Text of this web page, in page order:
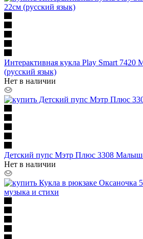
Интерактивная кукла Play Smart 7420
(русский язык)
Нет в наличии
Детский пупс Мэтр Плюс 3308
Нет в наличии